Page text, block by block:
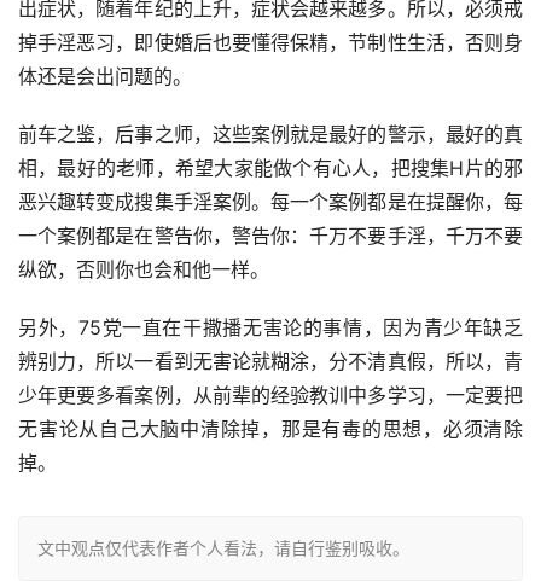
出症状，随着年纪的上升，症状会越来越多。所以，必须戒
掉手淫恶习，即使婚后也要懂得保精，节制性生活，否则身
体还是会出问题的。
前车之鉴，后事之师，这些案例就是最好的警示，最好的真
相，最好的老师，希望大家能做个有心人，把搜集H片的邪
恶兴趣转变成搜集手淫案例。每一个案例都是在提醒你，每
一个案例都是在警告你，警告你：千万不要手淫，千万不要
纵欲，否则你也会和他一样。
另外，75党一直在干撒播无害论的事情，因为青少年缺乏
辨别力，所以一看到无害论就糊涂，分不清真假，所以，青
少年更要多看案例，从前辈的经验教训中多学习，一定要把
无害论从自己大脑中清除掉，那是有毒的思想，必须清除
掉。
文中观点仅代表作者个人看法，请自行鉴别吸收。